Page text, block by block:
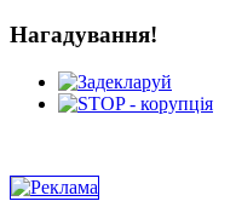
Нагадування!